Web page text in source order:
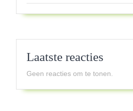
Laatste reacties
Geen reacties om te tonen.